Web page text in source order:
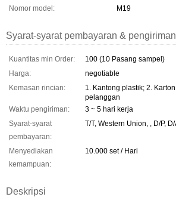
Nomor model:
M19
Syarat-syarat pembayaran & pengiriman
Kuantitas min Order:
100 (10 Pasang sampel)
Harga:
negotiable
Kemasan rincian:
1. Kantong plastik; 2.
pelanggan
Waktu pengiriman:
3 ~ 5 hari kerja
Syarat-syarat
pembayaran:
T/T, Western Union, , D/P,
Menyediakan
kemampuan:
10.000 set / Hari
Deskripsi